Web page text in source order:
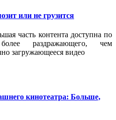
или не грузится
часть контента доступна по
раздражающего, чем
загружающееся видео
кинотеатра: Больше,